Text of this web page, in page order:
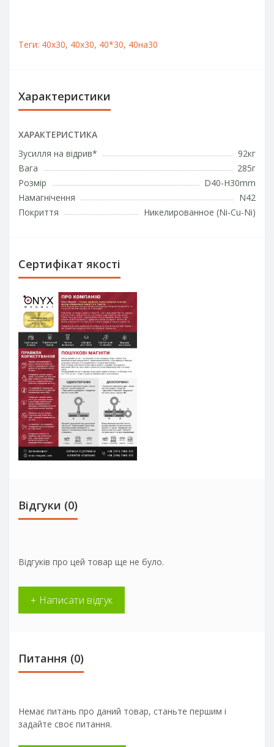
Теги: 40x30, 40х30, 40*30, 40на30
Характеристики
ХАРАКТЕРИСТИКА
Зусилля на відрив*
92кг
Вага
285г
Розмір
D40-H30mm
Намагнічення
N42
Покриття
Никелированное (Ni-Cu-Ni)
Сертифікат якості
Відгуки (0)
Відгуків про цей товар ще не було.
+ Написати відгук
Питання (0)
Немає питань про даний товар, станьте першим і
задайте своє питання.